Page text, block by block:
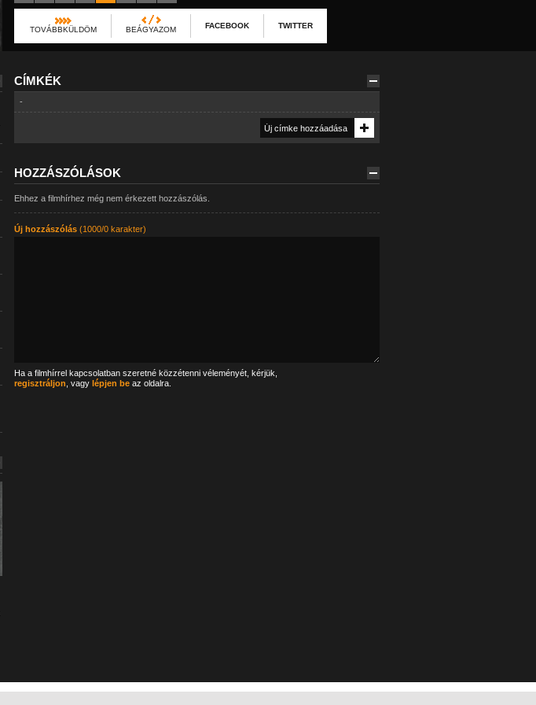
TOVÁBBKÜLDÖM BEÁGYAZOM FACEBOOK TWITTER
CÍMKÉK
-
HOZZÁSZÓLÁSOK
Ehhez a filmhírhez még nem érkezett hozzászólás.
Új hozzászólás(1000/0 karakter)
Ha a filmhírrel kapcsolatban szeretné közzétenni véleményét, kérjük,
regisztráljon , vagy lépjen beaz oldalra.